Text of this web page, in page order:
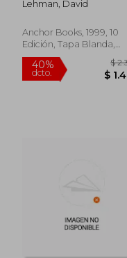
Poets (en Inglés)
Lehman, David
Anchor Books, 1999, 10
Edición, Tapa Blanda,
Nuevo